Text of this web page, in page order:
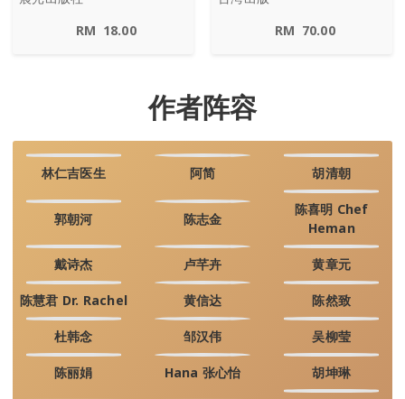
RM 18.00
RM 70.00
作者阵容
林仁吉医生 阿简 胡清朝
郭朝河 陈志金
陈喜明 Chef
Heman
戴诗杰 卢芊卉 黄章元
陈慧君 Dr. Rachel 黄信达 陈然致
杜韩念 邹汉伟 吴柳莹
陈丽娟 Hana 张心怡 胡坤琳